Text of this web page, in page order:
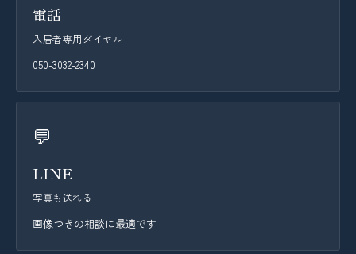
電話
入居者専用ダイヤル
050-3032-2340
💬
LINE
写真も送れる
画像つきの相談に最適です